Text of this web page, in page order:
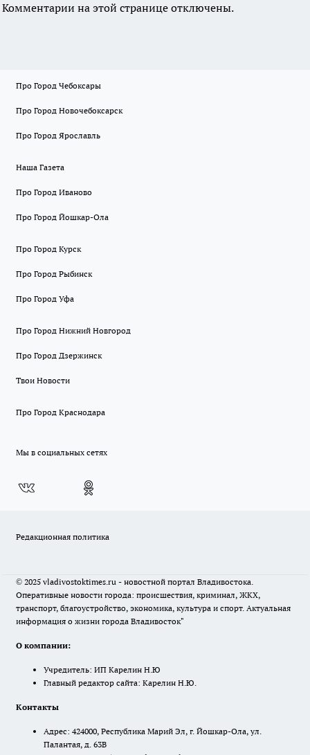
Комментарии на этой странице отключены.
Про Город Чебоксары
Про Город Новочебоксарск
Про Город Ярославль
Наша Газета
Про Город Иваново
Про Город Йошкар-Ола
Про Город Курск
Про Город Рыбинск
Про Город Уфа
Про Город Нижний Новгород
Про Город Дзержинск
Твои Новости
Про Город Краснодара
Мы в социальных сетях
Редакционная политика
© 2025 vladivostoktimes.ru - новостной портал Владивостока.
Оперативные новости города: происшествия, криминал, ЖКХ,
транспорт, благоустройство, экономика, культура и спорт. Актуальная
информация о жизни города Владивосток"
О компании:
Учредитель: ИП Карелин Н.Ю
Главный редактор сайта: Карелин Н.Ю.
Контакты
Адрес: 424000, Республика Марий Эл, г. Йошкар-Ола, ул.
Палантая, д. 63В